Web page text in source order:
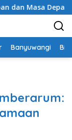
Depan Budaya
Banyuwangi